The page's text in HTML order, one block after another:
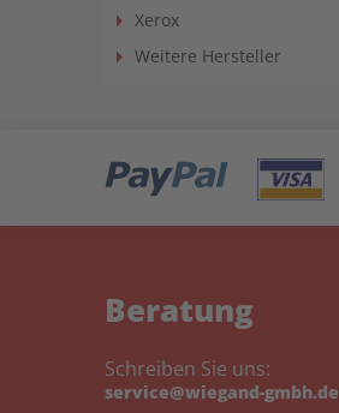
Xerox
Weitere Hersteller
Beratung
Schreiben Sie uns:
service@wiegand-gmbh.de